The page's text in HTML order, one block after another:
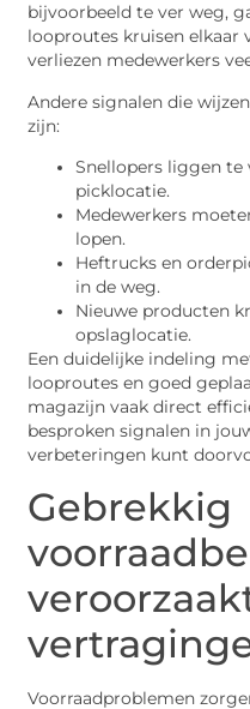
bijvoorbeeld te ver weg,
looproutes kruisen elkaar
verliezen medewerkers
Andere signalen die
zijn:
Snellopers liggen te
picklocatie.
Medewerkers
lopen.
Heftrucks en
in de weg.
Nieuwe producten
opslaglocatie.
Een duidelijke indeling
looproutes en goed
magazijn vaak direct
besproken signalen in
verbeteringen kunt
Gebrekkig
Voorraadproblemen